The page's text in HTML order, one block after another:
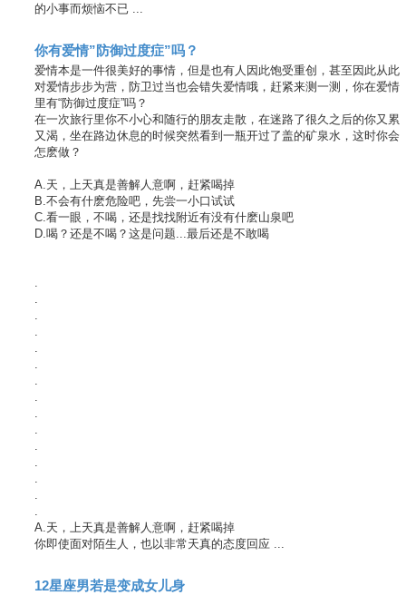
的小事而烦恼不已 ...
你有爱情”防御过度症”吗？
爱情本是一件很美好的事情，但是也有人因此饱受重创，甚至因此从此
对爱情步步为营，防卫过当也会错失爱情哦，赶紧来测一测，你在爱情
里有“防御过度症”吗？
在一次旅行里你不小心和随行的朋友走散，在迷路了很久之后的你又累
又渴，坐在路边休息的时候突然看到一瓶开过了盖的矿泉水，这时你会
怎麽做？
A.天，上天真是善解人意啊，赶紧喝掉
B.不会有什麽危险吧，先尝一小口试试
C.看一眼，不喝，还是找找附近有没有什麽山泉吧
D.喝？还是不喝？这是问题...最后还是不敢喝
.
.
.
.
.
.
.
.
.
.
.
.
.
.
.
A.天，上天真是善解人意啊，赶紧喝掉
你即使面对陌生人，也以非常天真的态度回应 ...
12星座男若是变成女儿身